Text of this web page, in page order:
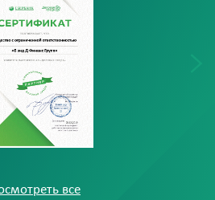
все